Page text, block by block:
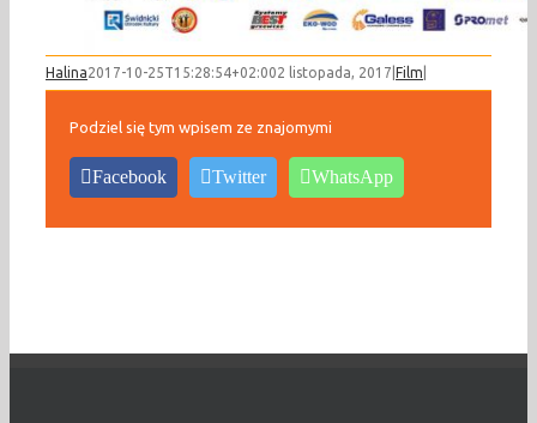
Halina2017-10-25T15:28:54+02:002 listopada, 2017 Film
Podziel się tym wpisem ze znajomymi
Facebook Twitter WhatsApp